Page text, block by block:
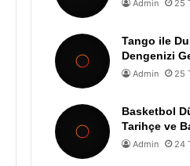
Admin 25
Tango ile
Dengenizi
Admin 25
Basketbol
Tarihçe ve
Admin 24